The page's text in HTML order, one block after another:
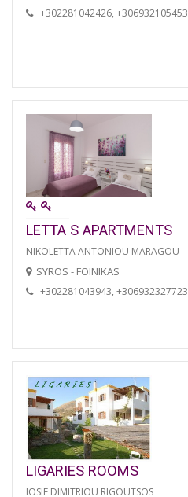
+302281042426, +306932105453
LETTA S APARTMENTS
NIKOLETTA ANTONIOU MARAGOU
SYROS - FOINIKAS
+302281043943, +306932327723
LIGARIES ROOMS
IOSIF DIMITRIOU RIGOUTSOS